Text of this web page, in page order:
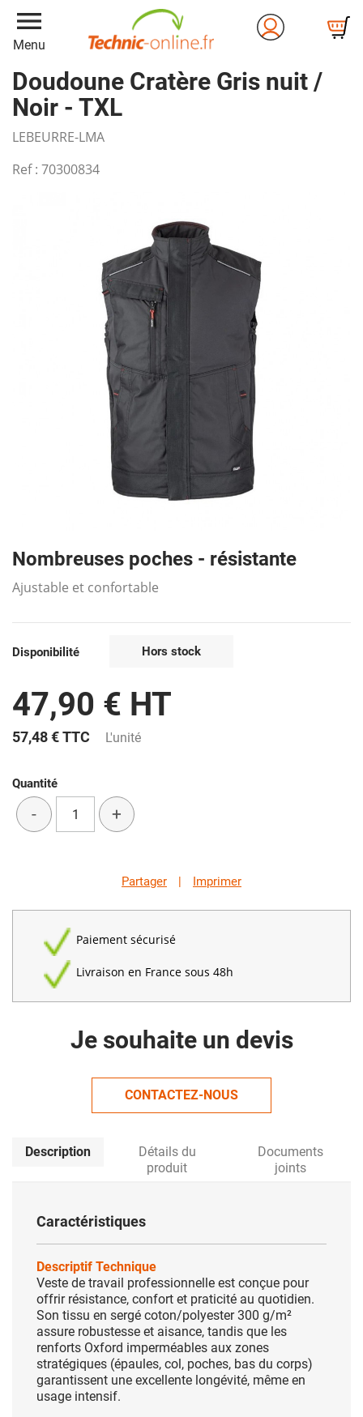
menu
Menu
Doudoune Cratère Gris nuit /
Noir - TXL
LEBEURRE-LMA
Ref : 70300834
Nombreuses poches - résistante
Ajustable et confortable
Disponibilité Hors stock
47,90 € HT
57,48 €TTC L'unité
Quantité
- +
Partager | Imprimer
Paiement sécurisé
Livraison en France sous 48h
Je souhaite un devis
CONTACTEZ-NOUS
Description
Détails du
produit
Documents
joints
Caractéristiques
Descriptif Technique
Veste de travail professionnelle est conçue pour
offrir résistance, confort et praticité au quotidien.
Son tissu en sergé coton/polyester 300 g/m²
assure robustesse et aisance, tandis que les
renforts Oxford imperméables aux zones
stratégiques (épaules, col, poches, bas du corps)
garantissent une excellente longévité, même en
usage intensif.